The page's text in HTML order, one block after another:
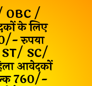
OBC /
के लिए
रुपया
ST/ SC/
आवेदकों
760/-